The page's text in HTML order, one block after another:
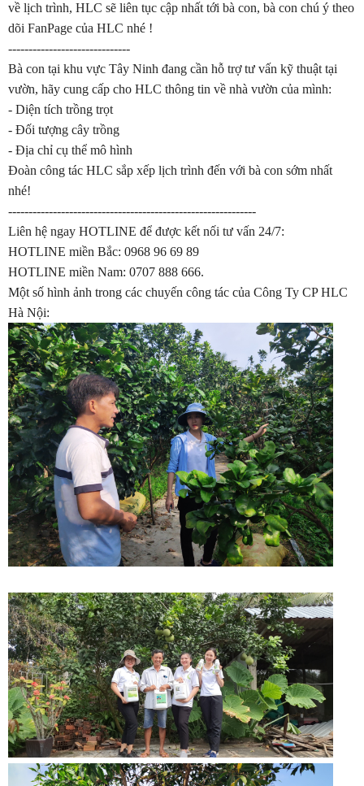
về lịch trình, HLC sẽ liên tục cập nhất tới bà con, bà con chú ý theo
dõi FanPage của HLC nhé !
------------------------------
Bà con tại khu vực Tây Ninh đang cần hỗ trợ tư vấn kỹ thuật tại
vườn, hãy cung cấp cho HLC thông tin về nhà vườn của mình:
- Diện tích trồng trọt
- Đối tượng cây trồng
- Địa chỉ cụ thể mô hình
Đoàn công tác HLC sắp xếp lịch trình đến với bà con sớm nhất
nhé!
-------------------------------------------------------------
Liên hệ ngay HOTLINE để được kết nối tư vấn 24/7:
HOTLINE miền Bắc: 0968 96 69 89
HOTLINE miền Nam: 0707 888 666.
Một số hình ảnh trong các chuyến công tác của Công Ty CP HLC
Hà Nội: